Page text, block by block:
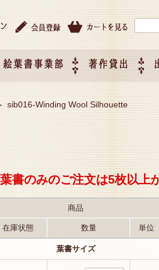
絵葉書事業部
て
作）について
著作貸出
sib016-Winding Wool Silhouette
書のみのご注文は5枚以上
商品
在庫状態 数量 単位
葉書サイズ